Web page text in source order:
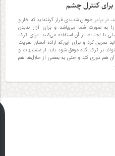
برای کنترل چشم
تصور کنید، در برابر طوفان شدیدی قرار گرفته‌‎اید که خار و
به صورت شما می‌پاشد و برای آزار ندیدن
با احتیاط از آن استفاده می‌کنید. برای ترک
تمرين کرد و برای اين‌که اراده انسان تقويت
بر ترک گناه موفق شود بايد از مشتبهات و
هم دوری کند و حتى به بعضی از حلال‌ها هم